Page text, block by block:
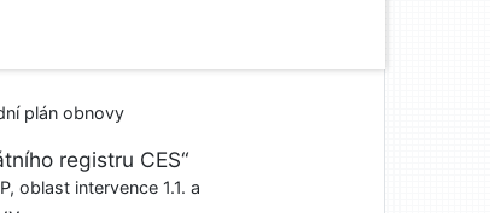
registru CES“
oblast intervence 1.1. a